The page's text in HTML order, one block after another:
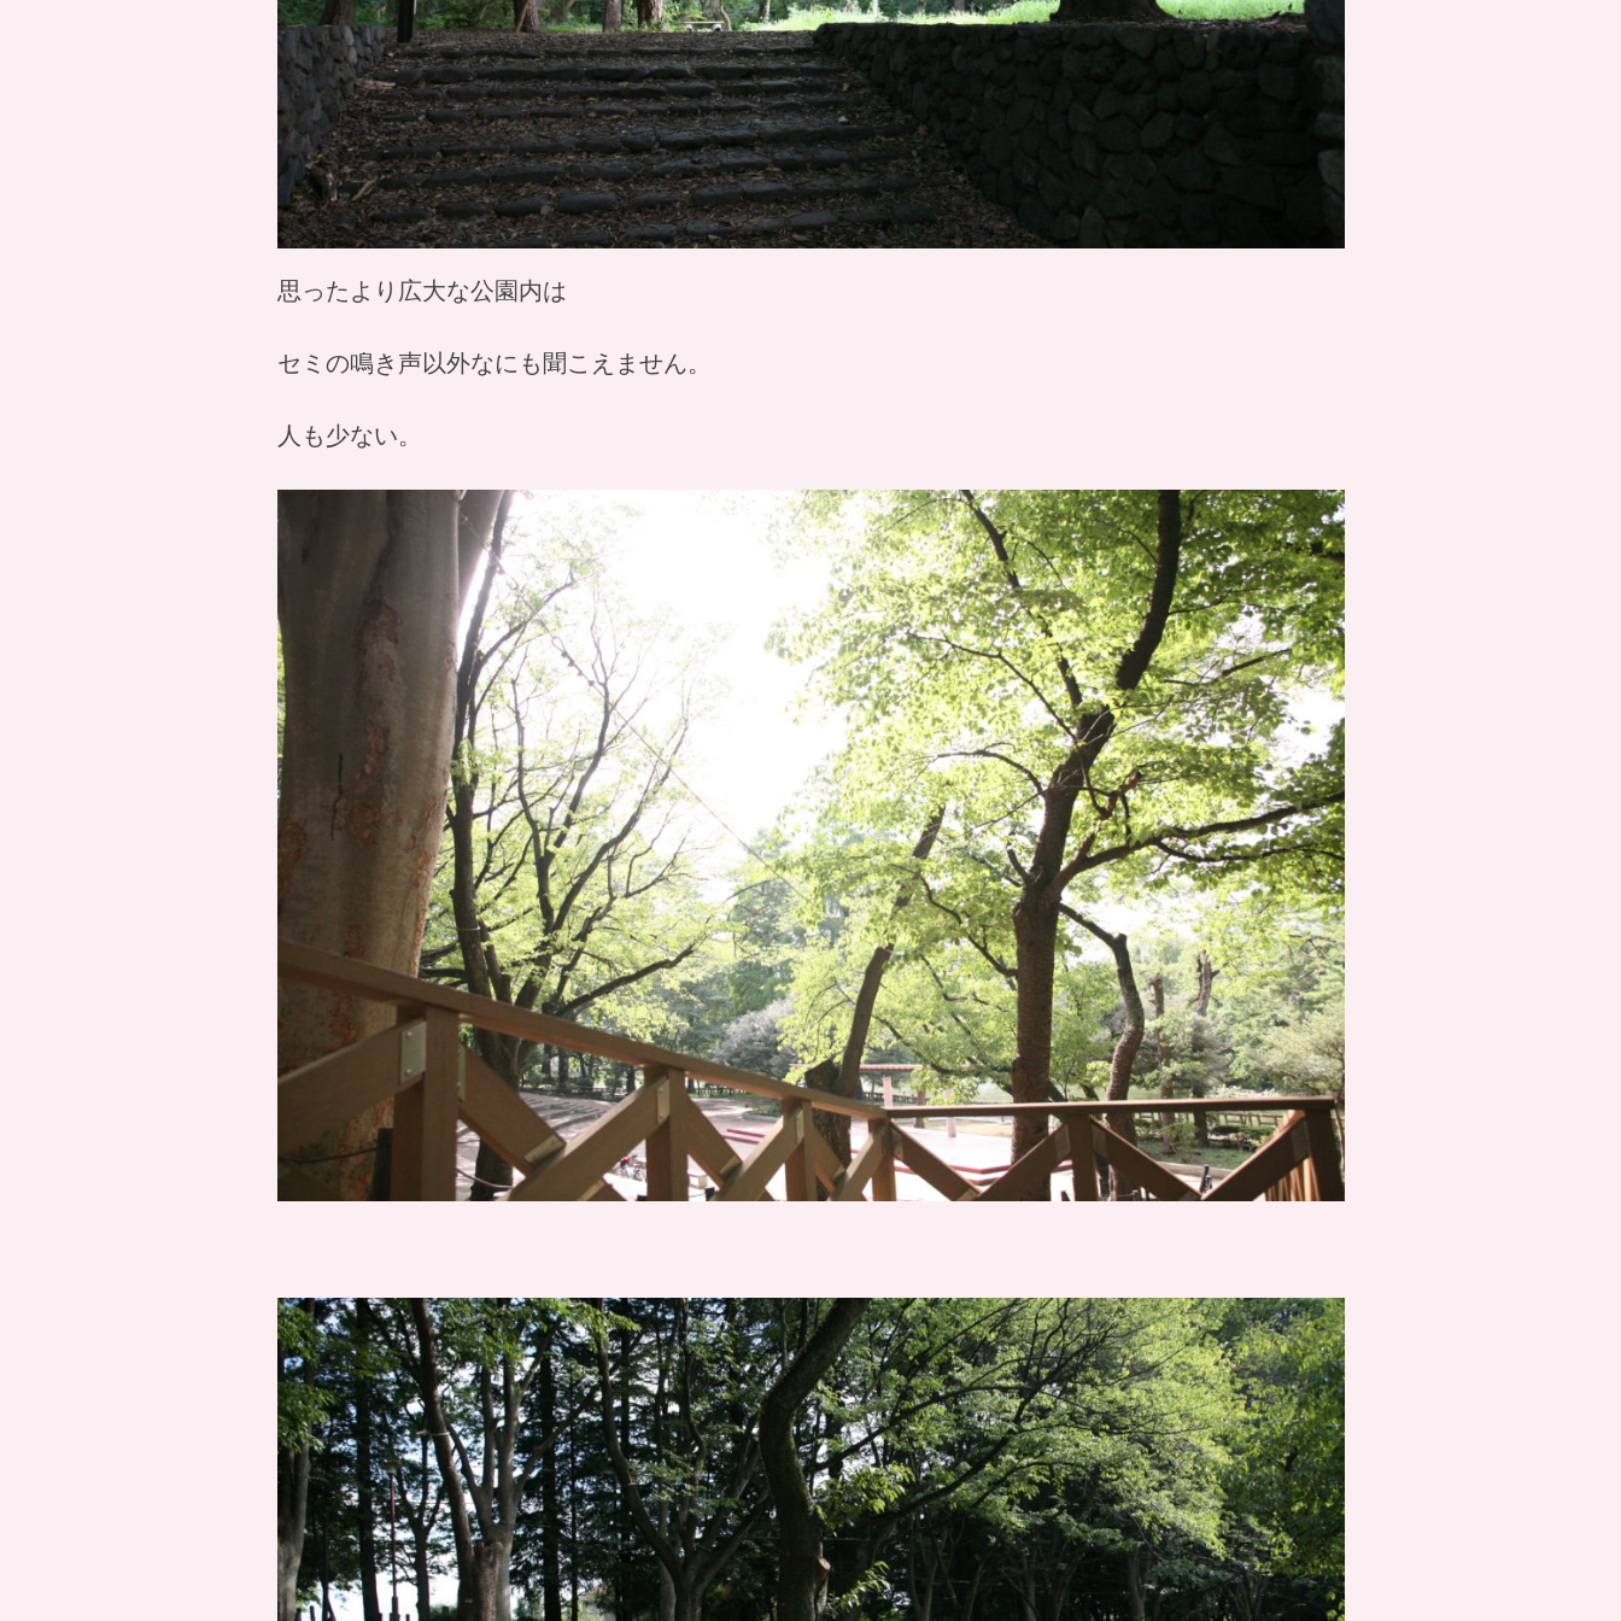
思ったより広大な公園内は
セミの鳴き声以外なにも聞こえません。
人も少ない。